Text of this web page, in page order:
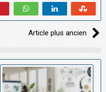
Article plus ancien